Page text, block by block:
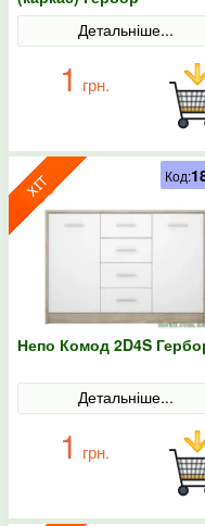
Детальніше...
1 грн.
Непо Комод 2D4S
Детальніше...
1 грн.
Код: